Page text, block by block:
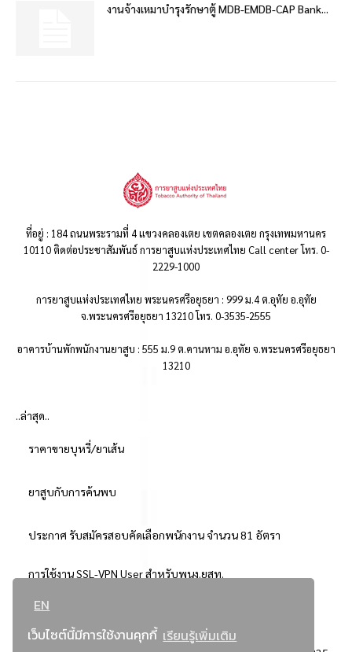
EN
เว็บไซต์นี้มีการใช้งานคุกกี้ เรียนรู้เพิ่มเติม
งานจ้างเหมาบำรุงรักษาตู้ MDB-EMDB-CAP Bank...
ที่อยู่ : 184 ถนนพระรามที่ 4 แขวงคลองเตย เขตคลองเตย กรุงเทพมหานคร
10110 ติดต่อประชาสัมพันธ์ การยาสูบแห่งประเทศไทย Call center โทร. 0-
2229-1000
การยาสูบแห่งประเทศไทย พระนครศรีอยุธยา : 999 ม.4 ต.อุทัย อ.อุทัย
จ.พระนครศรีอยุธยา 13210 โทร. 0-3535-2555
อาคารบ้านพักพนักงานยาสูบ : 555 ม.9 ต.คานหาม อ.อุทัย จ.พระนครศรีอยุธยา
13210
..ล่าสุด..
ราคาขายบุหรี่/ยาเส้น
ยาสูบกับการค้นพบ
ประกาศ รับสมัครสอบคัดเลือกพนักงาน จำนวน 81 อัตรา
การใช้งาน SSL-VPN User สำหรับพนง.ยสท.
..ยอดนิยม..